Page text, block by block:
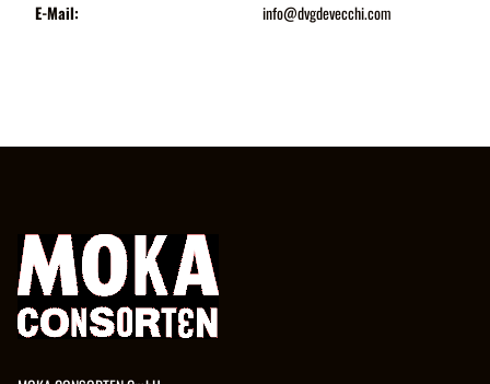
E-Mail:
info@dvgdevecchi.com